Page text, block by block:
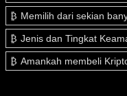
Memilih dari sekian
Jenis dan Tingkat
Amankah membeli